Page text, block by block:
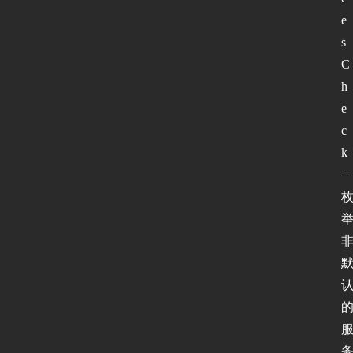
e
s
C
h
e
c
k
–
枚
举
非
默
认
的
服